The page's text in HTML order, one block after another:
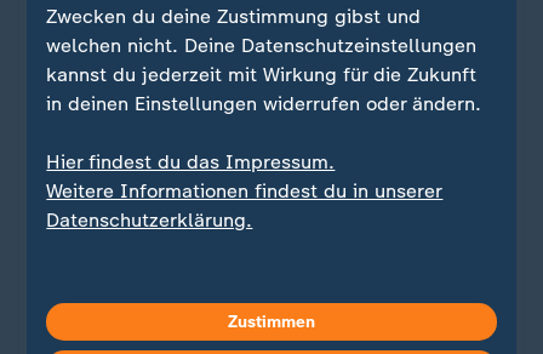
Für die Darstellung von ZDFheute Infografiken
nutzen wir die Software von Datawrapper. Erst
wenn Sie hier klicken, werden die Grafiken
nachgeladen. Ihre IP-Adresse wird dabei an
Über den Datenschutz von Datawrapper
können Sie sich auf der Seite des Anbieters
informieren. Um Ihre künftigen Besuche zu
Zustimmung können Sie im Bereich „Meine
News“ jederzeit widerrufen.
Zwecken du deine Zustimmung gibst und
welchen nicht. Deine Datenschutzeinstellungen
kannst du jederzeit mit Wirkung für die Zukunft
in deinen Einstellungen widerrufen oder ändern.
Hier findest du das Impressum.
Weitere Informationen findest du in unserer
Datenschutzerklärung.
Zustimmen